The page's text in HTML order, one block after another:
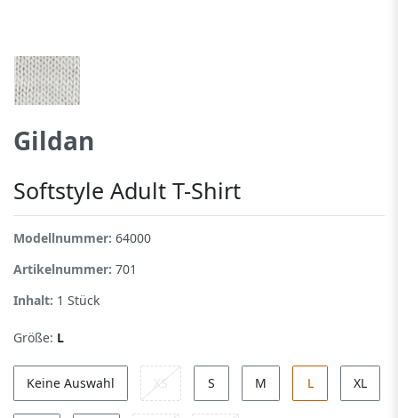
Gildan
Softstyle Adult T-Shirt
Modellnummer: 64000
Artikelnummer: 701
Inhalt: 1 Stück
Größe: L
Keine Auswahl XS S M L XL